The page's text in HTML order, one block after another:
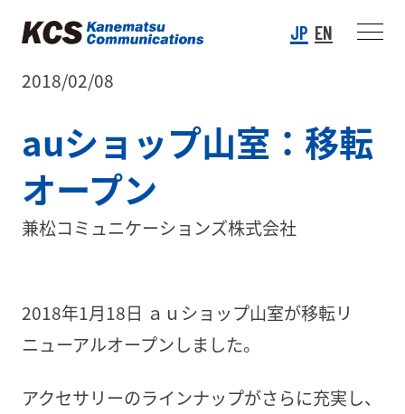
JP EN
2018/02/08
auショップ山室：移転
オープン
兼松コミュニケーションズ株式会社
2018年1月18日 ａｕショップ山室が移転リ
ニューアルオープンしました。
アクセサリーのラインナップがさらに充実し、